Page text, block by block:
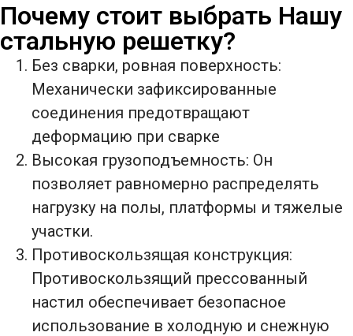
Почему стоит выбрать Нашу
стальную решетку?
Без сварки, ровная поверхность:
Механически зафиксированные
соединения предотвращают
деформацию при сварке
Высокая грузоподъемность: Он
позволяет равномерно распределять
нагрузку на полы, платформы и тяжелые
участки.
Противоскользящая конструкция:
Противоскользящий прессованный
настил обеспечивает безопасное
использование в холодную и снежную